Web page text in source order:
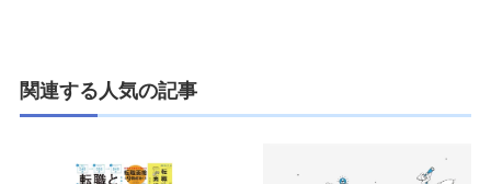
関連する人気の記事